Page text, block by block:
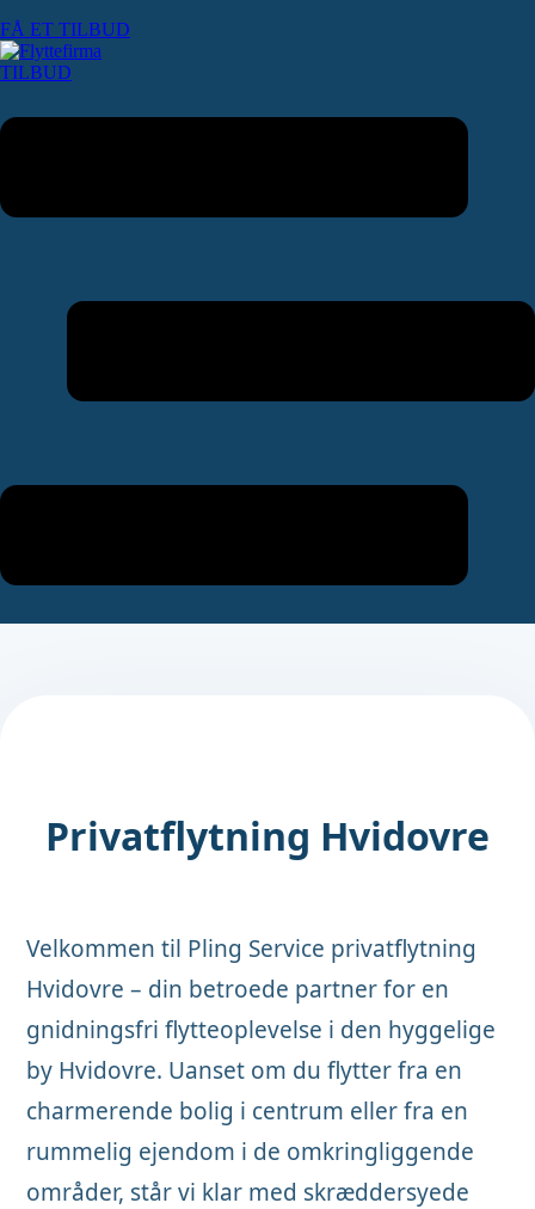
FÅ ET TILBUD
TILBUD
Privatflytning Hvidovre
Velkommen til Pling Service privatflytning
Hvidovre – din betroede partner for en
gnidningsfri flytteoplevelse i den hyggelige
by Hvidovre. Uanset om du flytter fra en
charmerende bolig i centrum eller fra en
rummelig ejendom i de omkringliggende
områder, står vi klar med skræddersyede